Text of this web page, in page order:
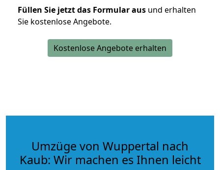
Füllen Sie jetzt das Formular aus und erhalten
Sie kostenlose Angebote.
Kostenlose Angebote erhalten
Umzüge von Wuppertal nach
Kaub: Wir machen es Ihnen leicht